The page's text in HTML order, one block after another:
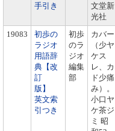
手引き
文堂新
光社
19083
初歩の
ラジオ
用語辞
典【改
訂
版】
英文索
引つき
初歩
のラ
ジオ
編集
部
カバー
（少ヤ
ケス
レ、カ
ド少痛
み）。
小口ヤ
ケ茶ジ
ミ 昭